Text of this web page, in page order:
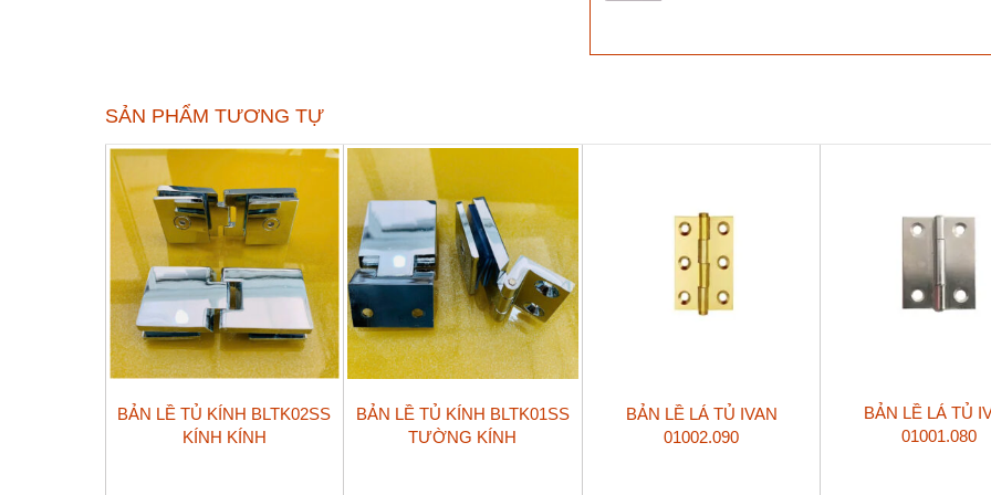
chấn
SẢN PHẨM TƯƠNG TỰ
BẢN LỀ TỦ KÍNH BLTK02SS
KÍNH KÍNH
BẢN LỀ TỦ KÍNH BLTK01SS
TƯỜNG KÍNH
BẢN LỀ LÁ TỦ IVAN
01002.090
BẢN LỀ LÁ TỦ
01001.080